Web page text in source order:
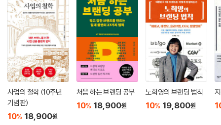
사업의 철학 (10주년
기념판)
10% 18,900원
처음 하는 브랜딩 공부
10% 18,900원
노희영의 브랜딩 법칙
10% 19,800원